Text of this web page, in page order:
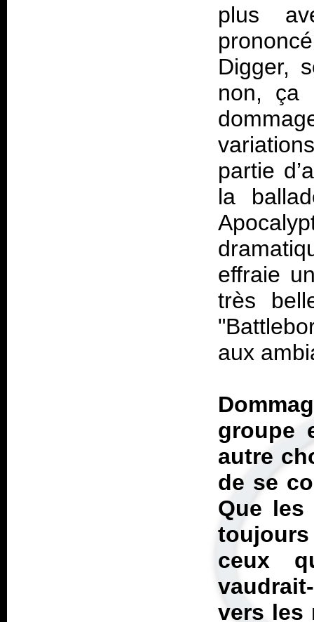
plus
Digger,
non, ça
partie
la
effraie
très
aux
groupe
autre
de se
Que
toujours
ceux
vers les